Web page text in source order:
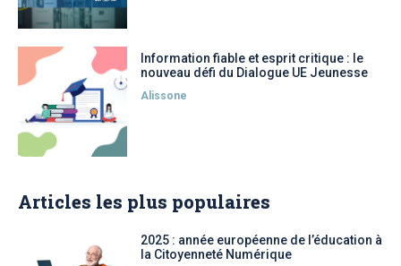
Information fiable et esprit critique : le
nouveau défi du Dialogue UE Jeunesse
Alissone
Articles les plus populaires
2025 : année européenne de l’éducation à
la Citoyenneté Numérique